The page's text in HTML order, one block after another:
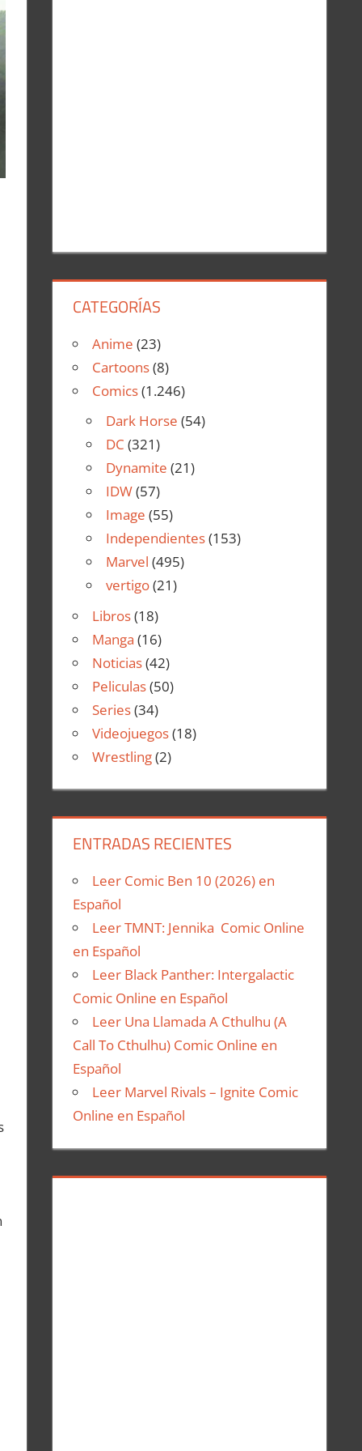
CATEGORÍAS
Anime (23)
Cartoons(8)
Comics(1.246)
Dark Horse (54)
DC (321)
Dynamite (21)
IDW(57)
Image (55)
Independientes(153)
Marvel (495)
vertigo(21)
Libros(18)
Manga (16)
Noticias(42)
Peliculas(50)
Series(34)
Videojuegos(18)
Wrestling(2)
ENTRADAS RECIENTES
Leer Comic Ben 10 (2026) en
Español
Leer TMNT: Jennika Comic Online
en Español
Leer Black Panther: Intergalactic
Comic Online en Español
Leer Una Llamada A Cthulhu (A
Call To Cthulhu) Comic Online en
Español
Leer Marvel Rivals – Ignite Comic
Online en Español